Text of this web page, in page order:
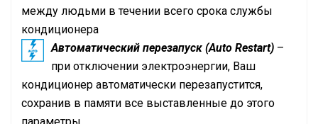
между людьми в течении всего срока службы
кондиционера
Автоматический перезапуск (Auto Restart) –
при отключении электроэнергии, Ваш
кондиционер автоматически перезапустится,
сохранив в памяти все выставленные до этого